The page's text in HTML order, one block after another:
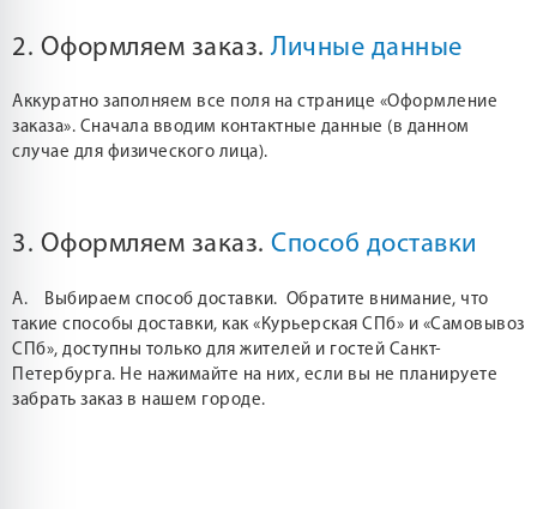
2. Оформляем заказ. Личные данные
Аккуратно заполняем все поля на странице «Оформление
заказа». Сначала вводим контактные данные (в данном
случае для физического лица).
3. Оформляем заказ. Способ доставки
А. Выбираем способ доставки. Обратите внимание, что
такие способы доставки, как «Курьерская СПб» и «Самовывоз
СПб», доступны только для жителей и гостей Санкт-
Петербурга. Не нажимайте на них, если вы не планируете
забрать заказ в нашем городе.